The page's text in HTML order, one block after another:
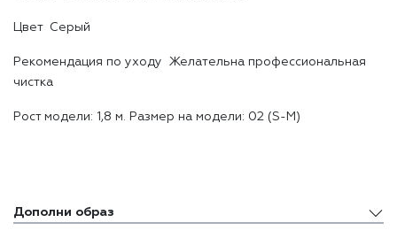
Цвет Серый
Рекомендация по уходу Желательна профессиональная
чистка
Рост модели: 1,8 м. Размер на модели: 02 (S-M)
Дополни образ